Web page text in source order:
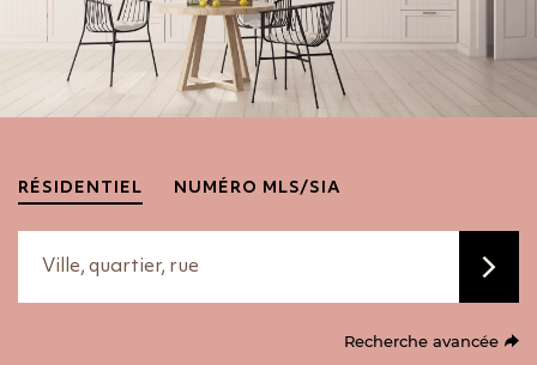
RÉSIDENTIEL NUMÉRO MLS/SIA
Recherche avancée
Ville, quartier, rue